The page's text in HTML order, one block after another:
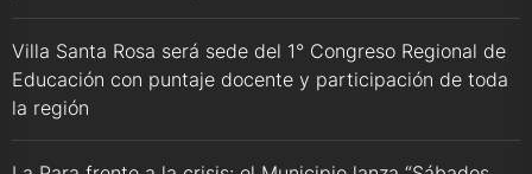
Villa Santa Rosa será sede del 1° Congreso Regional de
Educación con puntaje docente y participación de toda
la región